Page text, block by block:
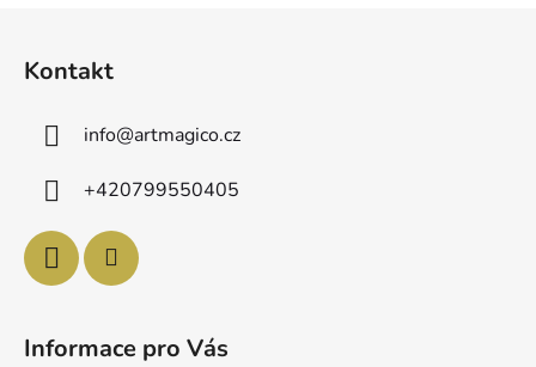
Kontakt
info@artmagico.cz
+420799550405
Informace pro Vás